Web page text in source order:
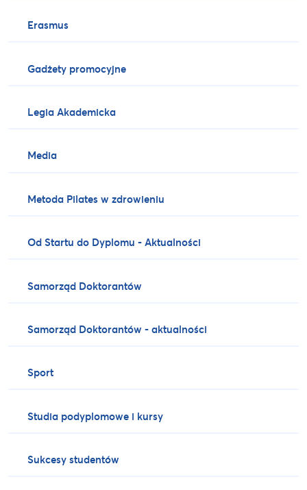
Erasmus
Gadżety promocyjne
Legia Akademicka
Media
Metoda Pilates w zdrowieniu
Od Startu do Dyplomu - Aktualności
Samorząd Doktorantów
Samorząd Doktorantów - aktualności
Sport
Studia podyplomowe i kursy
Sukcesy studentów